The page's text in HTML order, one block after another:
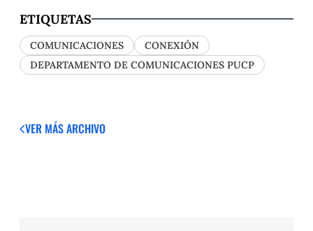
ETIQUETAS
COMUNICACIONES
CONEXIÓN
DEPARTAMENTO DE COMUNICACIONES PUCP
VER MÁSARCHIVO